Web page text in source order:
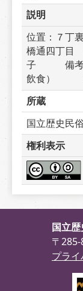
説明
位置：７丁
橋通四丁目
子　　　備
飲食）　　
所蔵
国立歴史民
権利表示
国立
〒
プラ